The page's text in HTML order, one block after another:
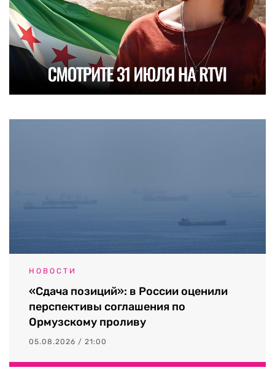
НОВОСТИ
«Сдача позиций»: в России оценили
перспективы соглашения по
Ормузскому проливу
05.08.2026 / 21:00